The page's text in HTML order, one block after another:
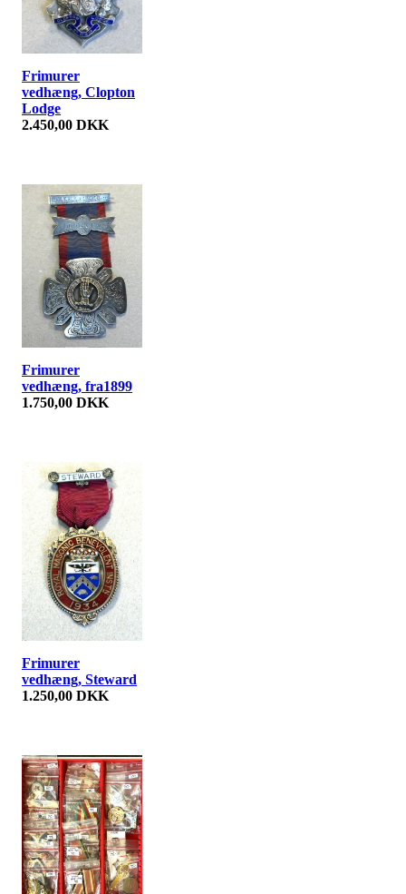
Frimurer
vedhæng, Clopton
Lodge
2.450,00 DKK
Frimurer
vedhæng, fra1899
1.750,00 DKK
Frimurer
vedhæng, Steward
1.250,00 DKK